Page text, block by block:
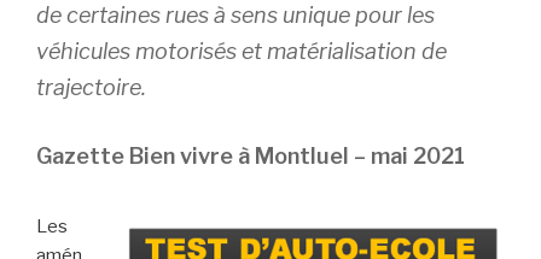
de certaines rues à sens unique pour les
véhicules motorisés et matérialisation de
trajectoire.
Gazette Bien vivre à Montluel – mai 2021
Les